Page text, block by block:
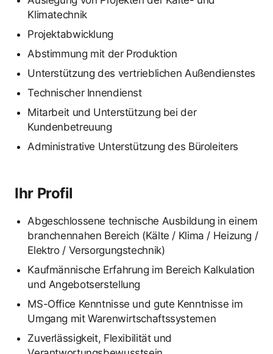
Klimatechnik
Projektabwicklung
Abstimmung mit der Produktion
Unterstützung des vertrieblichen Außendienstes
Technischer Innendienst
Mitarbeit und Unterstützung bei der
Kundenbetreuung
Administrative Unterstützung des Büroleiters
Ihr Profil
Abgeschlossene technische Ausbildung in einem
branchennahen Bereich (Kälte / Klima / Heizung /
Elektro / Versorgungstechnik)
Kaufmännische Erfahrung im Bereich Kalkulation
und Angebotserstellung
MS-Office Kenntnisse und gute Kenntnisse im
Umgang mit Warenwirtschaftssystemen
Zuverlässigkeit, Flexibilität und